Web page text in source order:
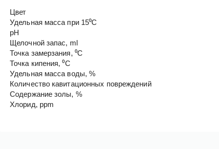
Цвет
Удельная масса при 15⁰C
pH
Щелочной запас, ml
Точка замерзания, ⁰C
Точка кипения, ⁰C
Удельная масса воды, %
Количество кавитационных повреждений
Содержание золы, %
Хлорид, ppm